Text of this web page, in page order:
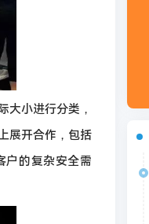
小进行分类，
展开合作，包括
的复杂安全需